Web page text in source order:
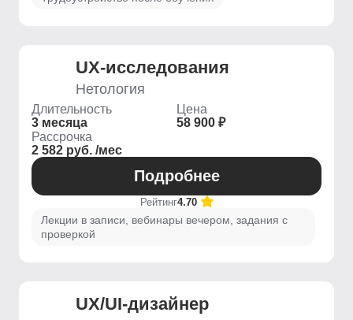
UX-исследования
Нетология
Длительность
3 месяца
Цена
58 900 ₽
Рассрочка
2 582 руб. /мес
Подробнее
Рейтинг4.70
Лекции в записи, вебинары вечером, задания с
проверкой
UX/UI-дизайнер